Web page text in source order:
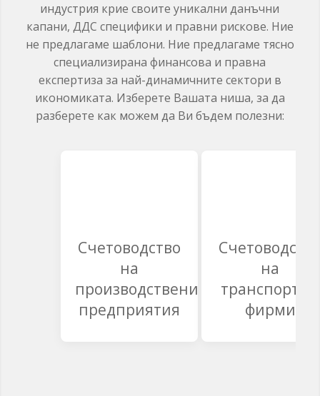
индустрия крие своите уникални данъчни
капани, ДДС специфики и правни рискове. Ние
не предлагаме шаблони. Ние предлагаме тясно
специализирана финансова и правна
експертиза за най-динамичните сектори в
икономиката. Изберете Вашата ниша, за да
разберете как можем да Ви бъдем полезни:
Счетоводство
на
производствени
предприятия
на
транспортни
фирми